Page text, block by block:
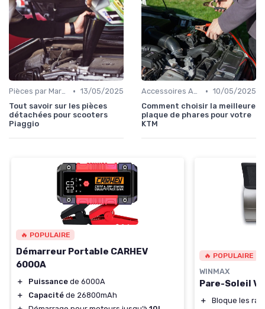
Pièces par Marque de Voiture • 13/05/2025
Tout savoir sur les pièces
détachées pour scooters
Piaggio
Accessoires Auto • 10/05/2025
Comment choisir la meilleure
plaque de phares pour votre
KTM
🔥 POPULAIRE
Démarreur Portable CARHEV
6000A
＋ Puissance de 6000A
＋
Capacité de 26800mAh
🔥 POPULAIRE
WINMAX
Pare-Soleil
＋
Bloque les